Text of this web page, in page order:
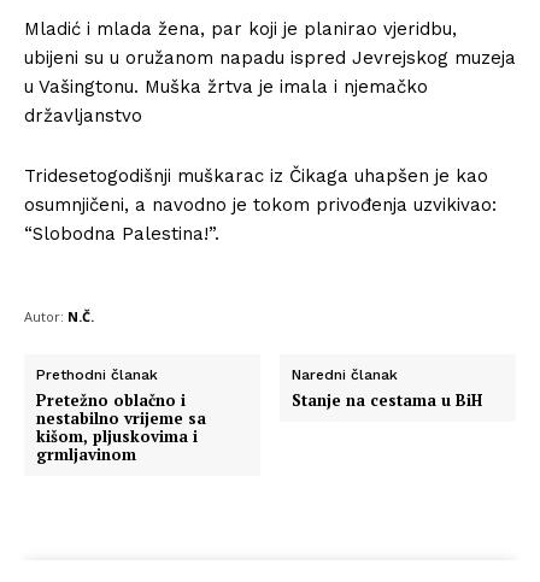
Mladić i mlada žena, par koji je planirao vjeridbu,
ubijeni su u oružanom napadu ispred Jevrejskog muzeja
u Vašingtonu. Muška žrtva je imala i njemačko
državljanstvo
Tridesetogodišnji muškarac iz Čikaga uhapšen je kao
osumnjičeni, a navodno je tokom privođenja uzvikivao:
“Slobodna Palestina!”.
Autor: N.Č.
Prethodni članak
Pretežno oblačno i
nestabilno vrijeme sa
kišom, pljuskovima i
grmljavinom
Naredni članak
Stanje na cestama u BiH